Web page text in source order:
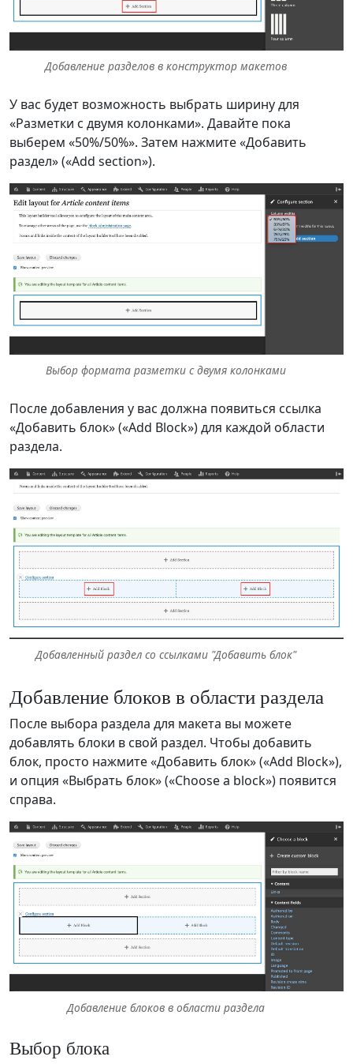
Добавление разделов в конструктор макетов
У вас будет возможность выбрать ширину для
«Разметки с двумя колонками». Давайте пока
выберем «50%/50%». Затем нажмите «Добавить
раздел» («Add section»).
Выбор формата разметки с двумя колонками
После добавления у вас должна появиться ссылка
«Добавить блок» («Add Block») для каждой области
раздела.
Добавленный раздел со ссылками "Добавить блок"
Добавление блоков в области раздела
После выбора раздела для макета вы можете
добавлять блоки в свой раздел. Чтобы добавить
блок, просто нажмите «Добавить блок» («Add Block»),
и опция «Выбрать блок» («Choose a block») появится
справа.
Добавление блоков в области раздела
Выбор блока